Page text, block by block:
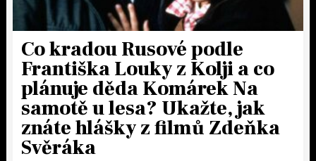
Co kradou Rusové podle
Františka Louky z Kolji a co
plánuje děda Komárek Na
samotě u lesa? Ukažte, jak
znáte hlášky z filmů Zdeňka
Svěráka